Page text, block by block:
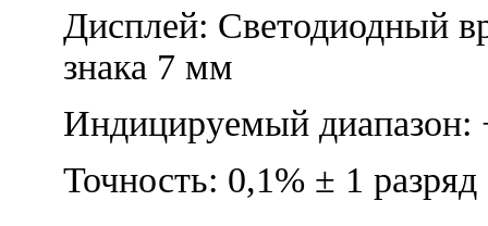
Дисплей: Светодиодный
знака 7 мм
Индицируемый
Точность: 0,1% ± 1 разряд